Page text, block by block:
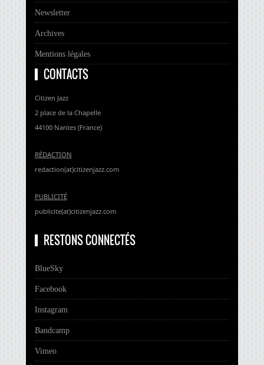
Newsletter
Archives
Mentions légales
CONTACTS
Citizen Jazz
2 place de la Chapelle
44100 Nantes (France)
RÉDACTION
redaction(at)citizenjazz.com
PUBLICITÉ
publicite(at)citizenjazz.com
RESTONS CONNECTÉS
BlueSky
Facebook
Instagram
Bandcamp
Vimeo